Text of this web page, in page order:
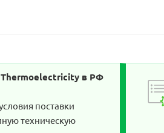
Thermoelectricity в РФ
поставки
техническую